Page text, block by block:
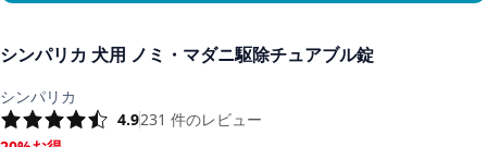
シンパリカ 犬用 ノミ・マダニ駆除チュアブル錠
シンパリカ
4.9231 件のレビュー